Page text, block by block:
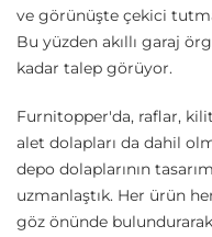
ve görünüşte çekici
Bu yüzden akıllı garaj
kadar talep görüyor.
Furnitopper'da, raflar,
alet dolapları da dahil
depo dolaplarının
uzmanlaştık. Her ürün
göz önünde